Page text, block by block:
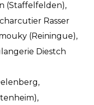
(Staffelfelden),
Rasser
(Reiningue),
Diestch